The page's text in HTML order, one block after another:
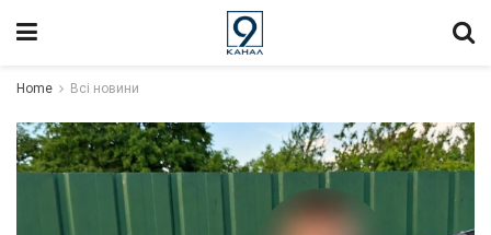
Home Всі новини